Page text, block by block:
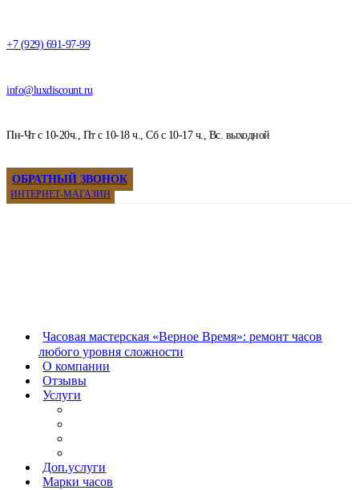
+7 (929) 691-97-99
info@luxdiscount.ru
Пн-Чт с 10-20ч., Пт с 10-18 ч., Сб с 10-17 ч., Вс. выходной
ОБРАТНЫЙ ЗВОНОК
ИНТЕРНЕТ-МАГАЗИН
Часовая мастерская «Верное Время»: ремонт часов
любого уровня сложности
О компании
Отзывы
Услуги
Доп.услуги
Марки часов